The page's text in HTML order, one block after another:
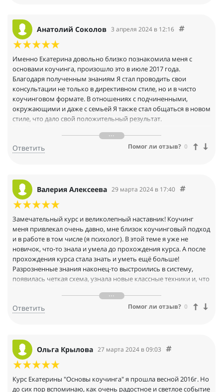
профессиональным коучем и теперь веду свою собственную
практику.
Что касается коучинга в общем, то на мой взгляд освоение
коучинговых навыков формирует определённый взгляд и
подход ко всему в жизни с позиции безоценочности. Это
однозначно улучшает качество взаимодействия с
окружающими людьми. Также коучинг вырабатывает у
человека структурированный подход к решению
поставленных задач, что повышает эффективность действий.
После завершения курса "Основы коучинга" я продолжаю
применять в жизни то, чему научилась на занятиях, а также
достижении их жизненных целей.
Анатолий Соколов 3 апреля 2024 в 12:16
Именно Екатерина довольно близко познакомила меня с
основами коучинга, произошло это в июле 2017 года.
Благодаря полученным знаниям Я стал проводить свои
консультации не только в директивном стиле, но и в чисто
коучинговом формате. В отношениях с подчиненными,
окружающими и даже с семьей Я также стал общаться в новом
стиле, что дало свой положительный результат.
консультаций, но в директивном стиле, после обучения Я
изучил множество литературы в направлении коучинга и
Екатерины, смело скажу, что её программа очень мощная в
сравнении с более длительными программами обучения
коучингу. Благодаря наблюдения Екатерины во время
отработки практики между учебой, Я отшлифовал
получаемые навыки, и по завершению курса стал применять
классический коучинг в своей жизни. Очень рекомендую
Екатерину и её курс!
Ответить Помог ли отзыв? 0
Валерия Алексеева 29 марта 2024 в 17:40
Замечательный курс и великолепный наставник! Коучинг
меня привлекал очень давно, мне близок коучинговый подход
и в работе в том числе (я психолог). В этой теме я уже не
новичок, что-то знала и умела до прохождения курса. А после
прохождения курса стала знать и уметь ещё больше!
Разрозненные знания наконец-то выстроились в систему,
появилась четкая схема, узнала новые классные техники и, что
А это очень ценно! Отдельное спасибо Катерине, как ведущей
этого курса. Она, действительно, НАСТАВНИК. Даже через
научить, а не просто рассказать "для галочки". И вебинары, и
практики проходили в очень доброжелательной атмосфере.
Ещё один плюс практик - возможность поработать с
собственными запросами. Ах, какие у нас были замечательные
результаты на практиках! Всем желаю таких же))) Катерина
очень внимательно следила за процессом и давала ценную
Ответить Помог ли отзыв? 0
Ольга Крылова 27 марта 2024 в 09:03
Курс Екатерины "Основы коучинга" я прошла весной 2016г. Но
до сих пор вспоминаю, как очень радостное и светлое событие